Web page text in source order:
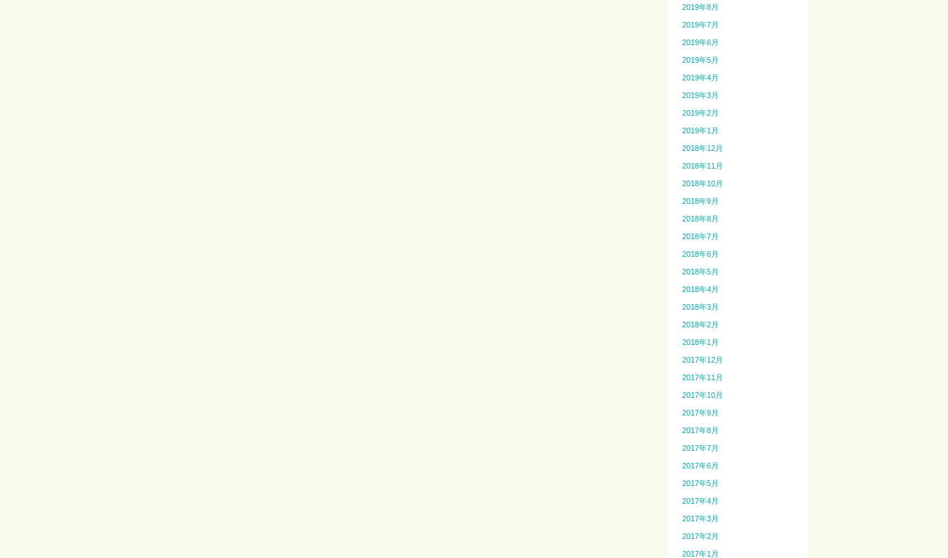
2019年8月
2019年7月
2019年6月
2019年5月
2019年4月
2019年3月
2019年2月
2019年1月
2018年12月
2018年11月
2018年10月
2018年9月
2018年8月
2018年7月
2018年6月
2018年5月
2018年4月
2018年3月
2018年2月
2018年1月
2017年12月
2017年11月
2017年10月
2017年9月
2017年8月
2017年7月
2017年6月
2017年5月
2017年4月
2017年3月
2017年2月
2017年1月